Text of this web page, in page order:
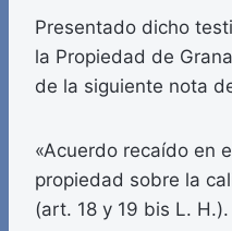
Presentado dicho
la Propiedad de
de la siguiente nota
«Acuerdo recaído en
propiedad sobre la
(art. 18 y 19 bis L. H.).